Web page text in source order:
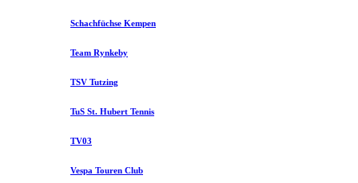
Schachfüchse Kempen
Team Rynkeby
TSV Tutzing
TuS St. Hubert Tennis
TV03
Vespa Touren Club